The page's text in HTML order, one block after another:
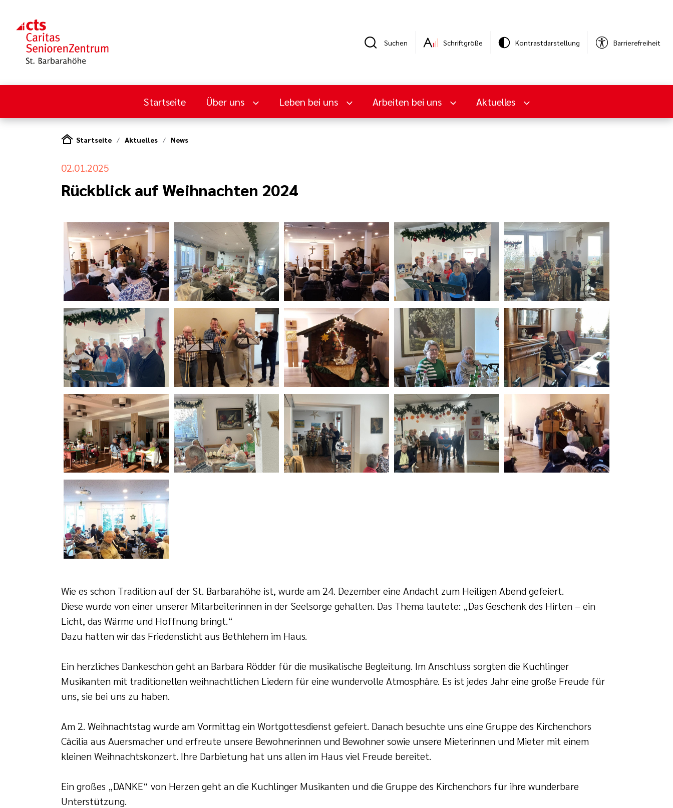
Suchen Schriftgröße Kontrastdarstellung Barrierefreiheit
Startseite Über uns Leben bei uns Arbeiten bei uns Aktuelles
Startseite Aktuelles News
02.01.2025
Rückblick auf Weihnachten 2024
Wie es schon Tradition auf der St. Barbarahöhe ist, wurde am 24. Dezember eine Andacht zum Heiligen Abend gefeiert.
Diese wurde von einer unserer Mitarbeiterinnen in der Seelsorge gehalten. Das Thema lautete: „Das Geschenk des Hirten – ein
Licht, das Wärme und Hoffnung bringt.“
Dazu hatten wir das Friedenslicht aus Bethlehem im Haus.
Ein herzliches Dankeschön geht an Barbara Rödder für die musikalische Begleitung. Im Anschluss sorgten die Kuchlinger
Musikanten mit traditionellen weihnachtlichen Liedern für eine wundervolle Atmosphäre. Es ist jedes Jahr eine große Freude für
uns, sie bei uns zu haben.
Am 2. Weihnachtstag wurde am Vormittag ein Wortgottesdienst gefeiert. Danach besuchte uns eine Gruppe des Kirchenchors
Cäcilia aus Auersmacher und erfreute unsere Bewohnerinnen und Bewohner sowie unsere Mieterinnen und Mieter mit einem
kleinen Weihnachtskonzert. Ihre Darbietung hat uns allen im Haus viel Freude bereitet.
Ein großes „DANKE“ von Herzen geht an die Kuchlinger Musikanten und die Gruppe des Kirchenchors für ihre wunderbare
Unterstützung.